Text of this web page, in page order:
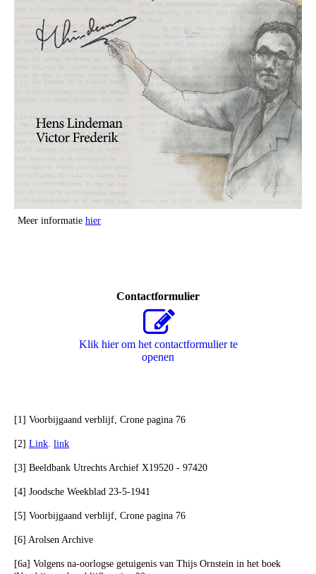
Meer informatie hier
Contactformulier
Klik hier om het contactformulier te
openen
[1] Voorbijgaand verblijf, Crone pagina 76
[2] Link. link
[3] Beeldbank Utrechts Archief X19520 - 97420
[4] Joodsche Weekblad 23-5-1941
[5] Voorbijgaand verblijf, Crone pagina 76
[6] Arolsen Archive
[6a] Volgens na-oorlogse getuigenis van Thijs Ornstein in het boek